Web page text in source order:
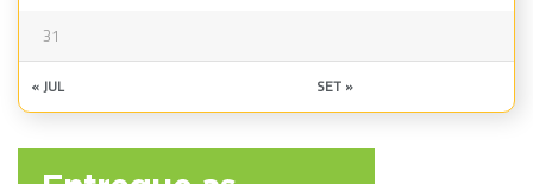
31
« JUL SET »